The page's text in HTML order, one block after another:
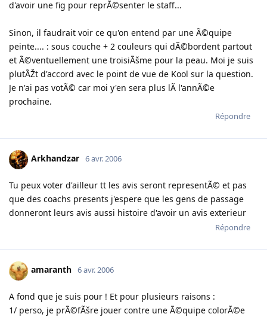
d'avoir une fig pour reprÃ©senter le staff...
Sinon, il faudrait voir ce qu'on entend par une Ã©quipe
peinte.... : sous couche + 2 couleurs qui dÃ©bordent partout
et Ã©ventuellement une troisiÃšme pour la peau. Moi je suis
plutÃŽt d'accord avec le point de vue de Kool sur la question.
Je n'ai pas votÃ© car moi y'en sera plus lÃ l'annÃ©e
prochaine.
Répondre
Arkhandzar 6 avr. 2006
Tu peux voter d'ailleur tt les avis seront representÃ© et pas
que des coachs presents j'espere que les gens de passage
donneront leurs avis aussi histoire d'avoir un avis exterieur
Répondre
amaranth 6 avr. 2006
A fond que je suis pour ! Et pour plusieurs raisons :
1/ perso, je prÃ©fÃšre jouer contre une Ã©quipe colorÃ©e